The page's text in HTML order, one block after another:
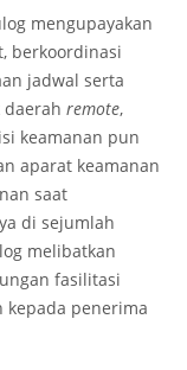
mengupayakan
berkoordinasi
jadwal serta
remote,
keamanan pun
aparat keamanan
saat
di sejumlah
melibatkan
fasilitasi
penerima